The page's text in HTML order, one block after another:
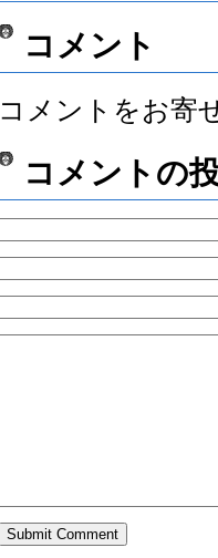
コメント
コメントをお寄
コメントの